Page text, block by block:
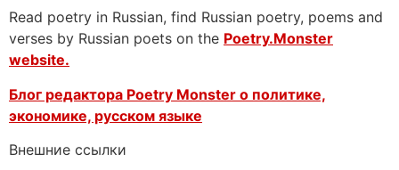
Read poetry in Russian, find Russian poetry, poems and
verses by Russian poets on the Poetry.Monster
website.
Блог редактора Poetry Monster о политике,
экономике, русском языке
Внешние ссылки